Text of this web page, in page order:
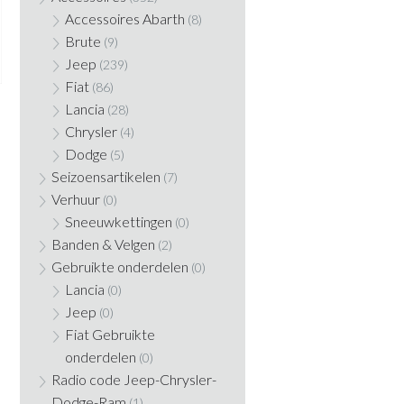
Accessoires Abarth (8)
Brute (9)
Jeep (239)
Fiat (86)
Lancia (28)
Chrysler (4)
Dodge (5)
Seizoensartikelen (7)
Verhuur (0)
Sneeuwkettingen (0)
Banden & Velgen (2)
Gebruikte onderdelen (0)
Lancia (0)
Jeep (0)
Fiat Gebruikte
onderdelen (0)
Radio code Jeep-Chrysler-